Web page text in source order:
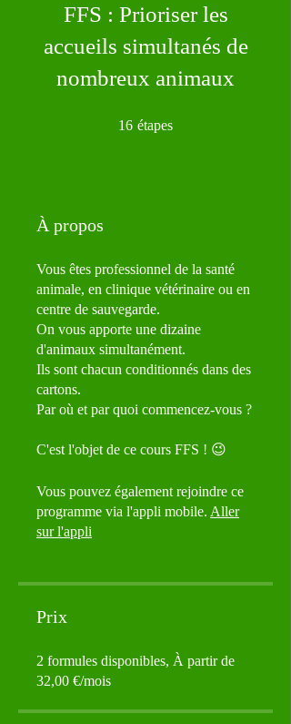
FFS : Prioriser les
accueils simultanés de
nombreux animaux
16 étapes
À propos
Vous êtes professionnel de la santé
animale, en clinique vétérinaire ou en
centre de sauvegarde.
On vous apporte une dizaine
d'animaux simultanément.
Ils sont chacun conditionnés dans des
cartons.
Par où et par quoi commencez-vous ?
C'est l'objet de ce cours FFS ! 😉
Vous pouvez également rejoindre ce
programme via l'appli mobile. Aller
sur l'appli
Prix
2 formules disponibles, À partir de
32,00 €/mois